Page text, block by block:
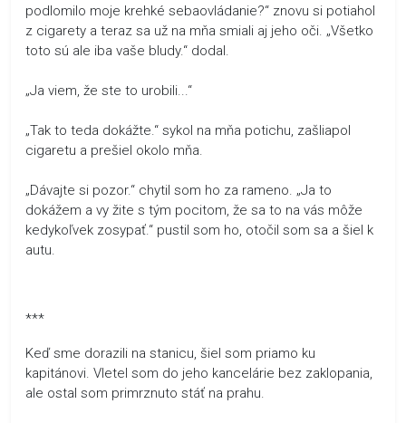
podlomilo moje krehké sebaovládanie?“ znovu si potiahol
z cigarety a teraz sa už na mňa smiali aj jeho oči. „Všetko
toto sú ale iba vaše bludy.“ dodal.
„Ja viem, že ste to urobili...“
„Tak to teda dokážte.“ sykol na mňa potichu, zašliapol
cigaretu a prešiel okolo mňa.
„Dávajte si pozor.“ chytil som ho za rameno. „Ja to
dokážem a vy žite s tým pocitom, že sa to na vás môže
kedykoľvek zosypať.“ pustil som ho, otočil som sa a šiel k
autu.
***
Keď sme dorazili na stanicu, šiel som priamo ku
kapitánovi. Vletel som do jeho kancelárie bez zaklopania,
ale ostal som primrznuto stáť na prahu.